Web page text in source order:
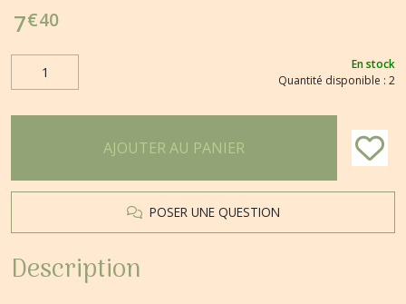
7€40
En stock
Quantité disponible : 2
AJOUTER AU PANIER
POSER UNE QUESTION
Description